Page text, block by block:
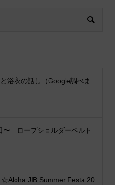
浴衣の話し（Google調べま
〜 ロープショルダーベルト
☆Aloha JIB Summer Festa 20